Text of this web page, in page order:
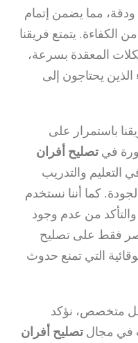
ودقة، مما يضمن إتمام
يتمتع فريقنا
المعقدة بسرعة،
الذين يحتاجون إلى
باستمرار على
في تصليح أفران
التعليم والتدريب
كما أننا نستخدم
من عدم وجود
فقط على تصليح
التي تمنع حدوث
متخصص، نؤكد
في مجال تصليح أفران